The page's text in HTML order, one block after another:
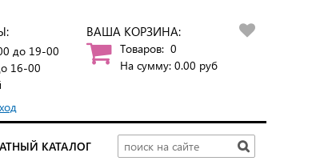
до 19-00
16-00
ВАША КОРЗИНА:
Товаров: 0
На сумму: 0.00 руб
КАТАЛОГ